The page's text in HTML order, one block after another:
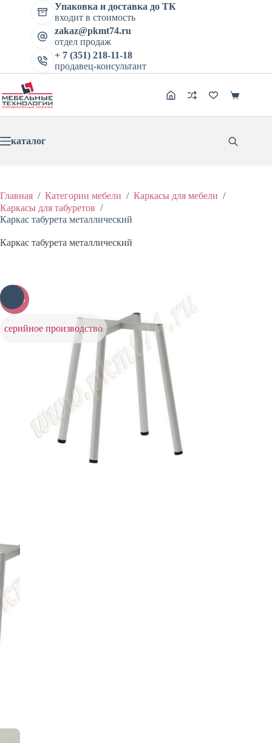
Каркас табурета металлический
577₽
Первоначальная
цена
составляла
577 ₽.
432₽
Текущая
цена:
432 ₽.
Упаковка и доставка до ТК
входит в стоимость
zakaz@pkmt74.ru
отдел продаж
+ 7 (351) 218-11-18
продавец-консультант
Корзина
каталог
Главная / Категории мебели / Каркасы для мебели /
Каркасы для табуретов /
Каркас табурета металлический
Каркас табурета металлический
-25%
серийное производство